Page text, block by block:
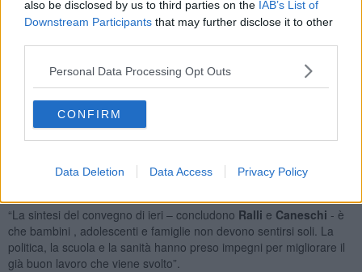
also be disclosed by us to third parties on the IAB’s List of
Downstream Participants that may further disclose it to other
Personal Data Processing Opt Outs
CONFIRM
Data Deletion Data Access Privacy Policy
deve ritrovare un nuovo ruolo, un diverso impegno nel sostenere e
stimolare tutti coloro che sono impegnati nella scuola, nella sanità e
Ieri è emersa la necessità di sorreggere con risorse aggiuntive il
buon lavoro che già portano avanti gli operatori e di un maggior
coordinamento tra tutti gli attori già in campo. Questo ruolo lo
possono svolgere istituzioni pubbliche come il Comune la Regione.
Questo per non perdere una strategia di sistema”.
servizi più semplice, accessibile e meno stigmatizzante ai giovani e
“La sintesi del convegno di ieri – concludono Ralli e Caneschi - è
che bambini , adolescenti e famiglie non devono sentirsi soli. La
politica, la scuola e la sanità hanno preso impegni per migliorare il
già buon lavoro che viene svolto”.